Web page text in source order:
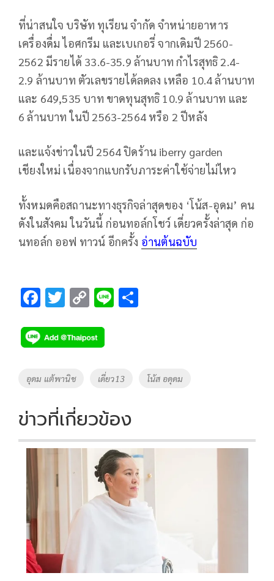
ที่น่าสนใจ บริษัท ทุเรียน จำกัด จำหน่ายอาหาร
เครื่องดื่ม ไอศกรีม และเบเกอรี่ จากเดิมปี 2560-
2562 มีรายได้ 33.6-35.9 ล้านบาท กำไรสุทธิ 2.4-
2.9 ล้านบาท ตัวเลขรายได้ลดลง เหลือ 10.4 ล้านบาท
และ 649,535 บาท ขาดทุนสุทธิ 10.9 ล้านบาท และ
6 ล้านบาท ในปี 2563-2564 หรือ 2 ปีหลัง
และแจ้งข่าวในปี 2564 ปิดร้าน iberry garden
เชียงใหม่ เนื่องจากแบกรับภาระค่าใช้จ่ายไม่ไหว
ทั้งหมดคือสถานะทางธุรกิจล่าสุดของ ‘โน้ส-อุดม’ คน
ดังในสังคม ในวันนี้ ก่อนทอล์กโชว์ เดี่ยวครั้งล่าสุด ก่อ
นทอล์ก ออฟ ทาวน์ อีกครั้ง อ่านต้นฉบับ
F
e
b
o
k
T
tt
er
C
p
y
Li
k
Li
Tags
อุดม แต้พานิช เดี่ยว13 โน้ส อดุดม
ข่าวที่เกี่ยวข้อง